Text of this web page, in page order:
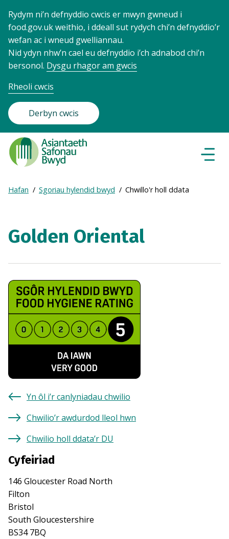
Rydym ni’n defnyddio cwcis er mwyn gwneud i
food.gov.uk weithio, i ddeall sut rydych chi’n defnyddio’r
wefan ac i wneud gwelliannau.
Nid ydyn nhw’n cael eu defnyddio i’ch adnabod chi’n
bersonol. Dysgu rhagor am gwcis
Rheoli cwcis
Derbyn cwcis
Food
Standards
Agency
Frontpage
Breadcrumb
Expand
breadcrumb
Hafan Sgoriau hylendid bwyd Chwillo'r holl ddata
Golden Oriental
Yn ôl i’r canlyniadau chwilio
Chwilio’r awdurdod lleol hwn
Chwilio holl ddata’r DU
Cyfeiriad
146 Gloucester Road North
Filton
Bristol
South Gloucestershire
BS34 7BQ